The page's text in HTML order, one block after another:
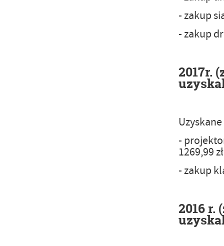
- zakup
- zakup
2017r.
-
1269,99
- zakup
2016 r.